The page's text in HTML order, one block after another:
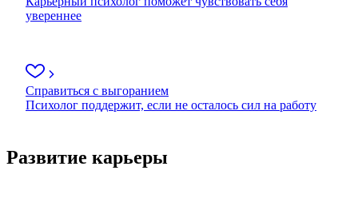
увереннее
Справиться с выгоранием
Психолог поддержит, если не осталось сил на работу
Развитие карьеры